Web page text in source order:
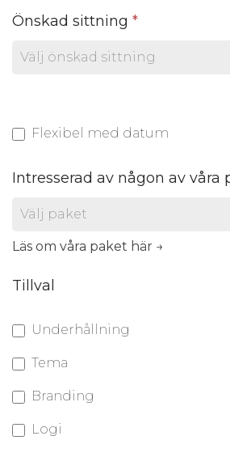
Önskad sittning *
Flexibel med datum
Flexibel med datum
Intresserad av någon av våra
Läs om våra paket här →
Tillval
Underhållning
Tema
Branding
Logi